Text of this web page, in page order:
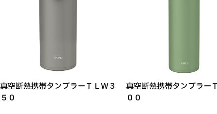
真空断熱携帯タンブラーＴＬＷ３
５０
真空断熱携帯タンブラー
００